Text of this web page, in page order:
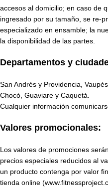
accesos al domicilio; en caso de
ingresado por su tamaño, se re-
especializado en ensamble; la
la disponibilidad de las partes.
Departamentos y
San Andrés y Providencia,
Chocó, Guaviare y Caquetá.
Cualquier información
Valores promocionales:
Los valores de promociones
precios especiales reducidos al
un producto contenga por valor
tienda online